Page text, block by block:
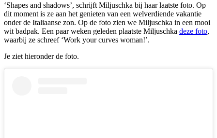
‘Shapes and shadows’, schrijft Miljuschka bij haar laatste foto. Op
dit moment is ze aan het genieten van een welverdiende vakantie
onder de Italiaanse zon. Op de foto zien we Miljuschka in een mooi
wit badpak. Een paar weken geleden plaatste Miljuschka deze foto,
waarbij ze schreef ‘Work your curves woman!’.
Je ziet hieronder de foto.